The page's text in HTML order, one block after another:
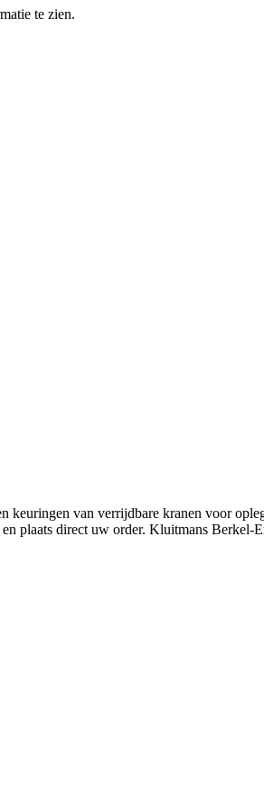
te zien.
van verrijdbare kranen voor
plaats direct uw order. Kluitmans Berkel-